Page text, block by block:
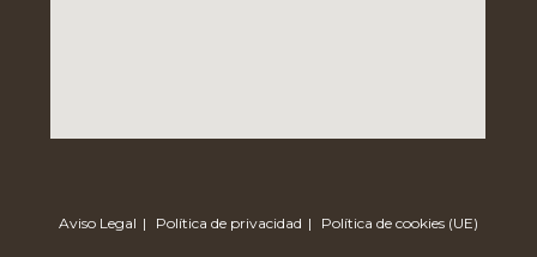
Aviso Legal Política de privacidad Política de cookies (UE)